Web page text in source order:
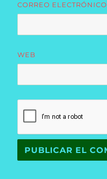
CORREO ELECTRÓNICO
WEB